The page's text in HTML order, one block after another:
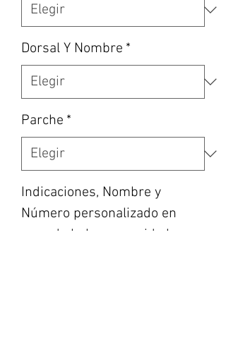
Dorsal Y Nombre *
Parche *
Indicaciones, Nombre y
Número personalizado en
caso de haber escogido la